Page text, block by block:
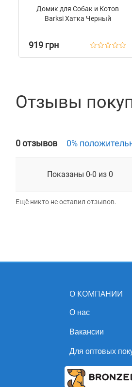
Домик для Собак и Котов
Barksi Хатка Черный
919 грн
Отзывы
0 отзывов 0%
Показаны 0-0 из 0
Ещё никто не оставил отзывов.
О КОМПАНИИ
О нас
Вакансии
Для оптовых